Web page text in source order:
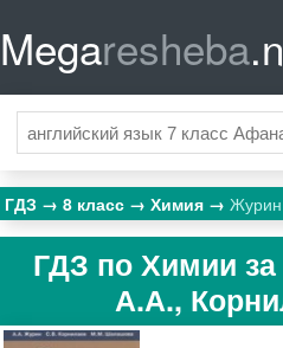
Megaresheba
ГДЗ 8 класс Химия Журин
ГДЗ по Химии
А.А.,